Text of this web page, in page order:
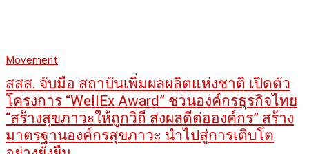
Movement
สสส. จับมือ สถาบันเพิ่มผลผลิตแห่งชาติ เปิดตัว
โครงการ “WellEx Award” ชวนองค์กรธุรกิจไทย
“สร้างสุขภาวะให้ถูกวิถี ส่งผลดีต่อองค์กร” สร้าง
มาตรฐานองค์กรสุขภาวะ นำไปสู่การเติบโต